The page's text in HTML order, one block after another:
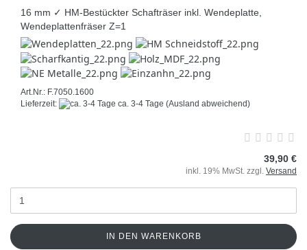
16 mm ✓ HM-Bestückter Schafträser inkl. Wendeplatte,
Wendeplattenfräser Z=1
Art.Nr.: F.7050.1600
Lieferzeit:
ca. 3-4 Tage (Ausland abweichend)
39,90 €
inkl. 19% MwSt. zzgl. Versand
IN DEN WARENKORB